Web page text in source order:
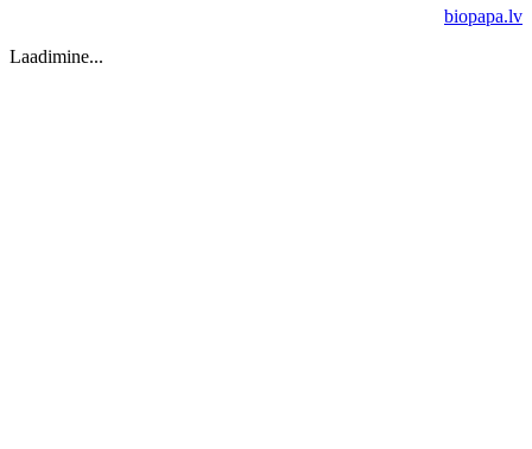
biopapa.lv
Laadimine...